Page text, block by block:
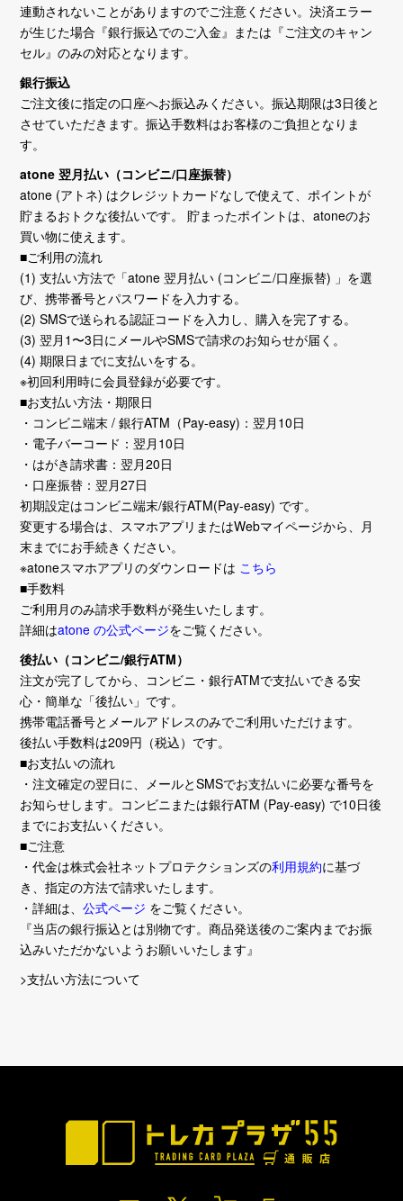
連動されないことがありますのでご注意ください。決済エラー
が生じた場合『銀行振込でのご入金』または『ご注文のキャン
セル』のみの対応となります。
銀行振込
ご注文後に指定の口座へお振込みください。振込期限は3日後と
させていただきます。振込手数料はお客様のご負担となりま
す。
atone 翌月払い（コンビニ/口座振替）
atone (アトネ) はクレジットカードなしで使えて、ポイントが
貯まるおトクな後払いです。 貯まったポイントは、atoneのお
買い物に使えます。
■ご利用の流れ
(1) 支払い方法で「atone 翌月払い (コンビニ/口座振替) 」を選
び、携帯番号とパスワードを入力する。
(2) SMSで送られる認証コードを入力し、購入を完了する。
(3) 翌月1〜3日にメールやSMSで請求のお知らせが届く。
(4) 期限日までに支払いをする。
※初回利用時に会員登録が必要です。
■お支払い方法・期限日
・コンビニ端末 / 銀行ATM（Pay-easy)：翌月10日
・電子バーコード：翌月10日
・はがき請求書：翌月20日
・口座振替：翌月27日
初期設定はコンビニ端末/銀行ATM(Pay-easy) です。
変更する場合は、スマホアプリまたはWebマイページから、月
末までにお手続きください。
※atoneスマホアプリのダウンロードは こちら
■手数料
ご利用月のみ請求手数料が発生いたします。
詳細はatone の公式ページをご覧ください。
後払い（コンビニ/銀行ATM）
注文が完了してから、コンビニ・銀行ATMで支払いできる安
心・簡単な「後払い」です。
携帯電話番号とメールアドレスのみでご利用いただけます。
後払い手数料は209円（税込）です。
■お支払いの流れ
・注文確定の翌日に、メールとSMSでお支払いに必要な番号を
お知らせします。コンビニまたは銀行ATM (Pay-easy) で10日後
までにお支払いください。
■ご注意
・代金は株式会社ネットプロテクションズの利用規約に基づ
き、指定の方法で請求いたします。
・詳細は、公式ページ をご覧ください。
『当店の銀行振込とは別物です。商品発送後のご案内までお振
込みいただかないようお願いいたします』
>支払い方法について